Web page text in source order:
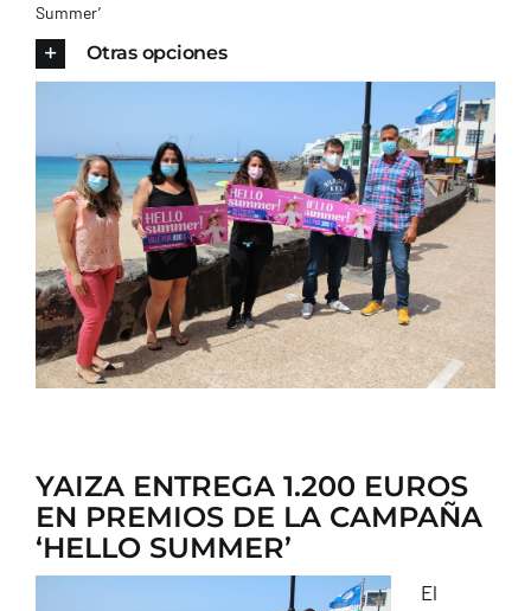
AYUNTAMIENTO
CONTACTO
Summer’
Otras opciones
YAIZA ENTREGA 1.200 EUROS
EN PREMIOS DE LA CAMPAÑA
‘HELLO SUMMER’
El